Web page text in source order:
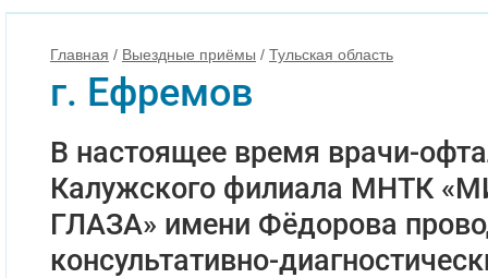
Главная / Выездные приёмы / Тульская область
г. Ефремов
В настоящее время врачи-
Калужского филиала МНТК
ГЛАЗА» имени Фёдорова
консультативно-